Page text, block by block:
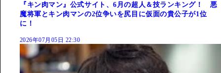
『キン肉マン』公式サイト、6月の超人＆技ランキング！ 悪
魔将軍とキン肉マンの2位争いを尻目に仮面の貴公子が1位
に！
2026年07月05日 22:30